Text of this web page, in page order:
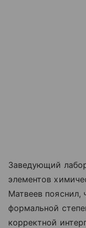
Заведующий
элементов
Матвеев пояснил,
формальной
корректной